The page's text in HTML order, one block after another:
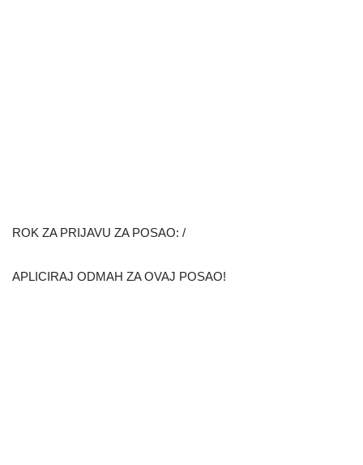
ROK ZA PRIJAVU ZA POSAO: /
APLICIRAJ ODMAH ZA OVAJ POSAO!